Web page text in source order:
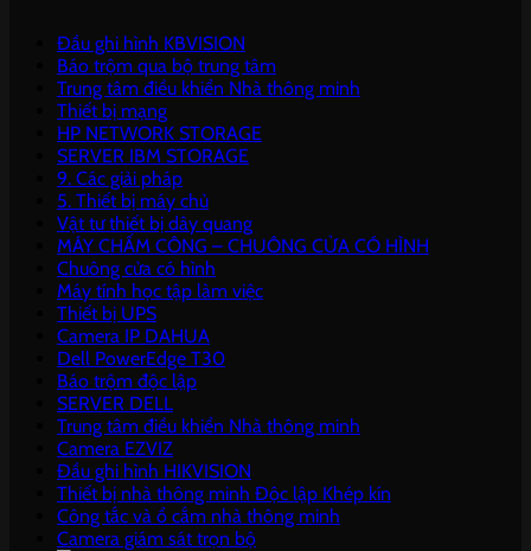
Đầu ghi hình KBVISION
Báo trộm qua bộ trung tâm
Trung tâm điều khiển Nhà thông minh
Thiết bị mạng
HP NETWORK STORAGE
SERVER IBM STORAGE
9. Các giải pháp
5. Thiết bị máy chủ
Vật tư thiết bị dây quang
MÁY CHẤM CÔNG – CHUÔNG CỬA CÓ HÌNH
Chuông cửa có hình
Máy tính học tập làm việc
Thiết bị UPS
Camera IP DAHUA
Dell PowerEdge T30
Báo trộm độc lập
SERVER DELL
Trung tâm điều khiển Nhà thông minh
Camera EZVIZ
Đầu ghi hình HIKVISION
Thiết bị nhà thông minh Độc lập Khép kín
Công tắc và ổ cắm nhà thông minh
Camera giám sát trọn bộ